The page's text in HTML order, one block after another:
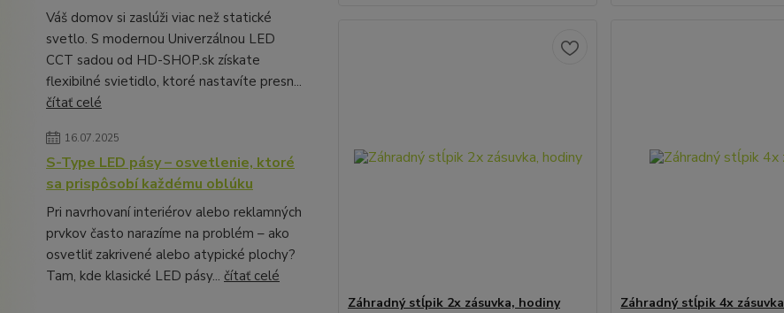
Váš domov si zaslúži viac než statické
svetlo. S modernou Univerzálnou LED
CCT sadou od HD-SHOP.sk získate
flexibilné svietidlo, ktoré nastavíte presn...
čítať celé
16.07.2025
S-Type LED pásy – osvetlenie, ktoré
sa prispôsobí každému oblúku
Pri navrhovaní interiérov alebo reklamných
prvkov často narazíme na problém – ako
osvetliť zakrivené alebo atypické plochy?
Tam, kde klasické LED pásy... čítať celé
Záhradný stĺpik 2x zásuvka, hodiny
Záhradný stĺpik 4x zásuvka